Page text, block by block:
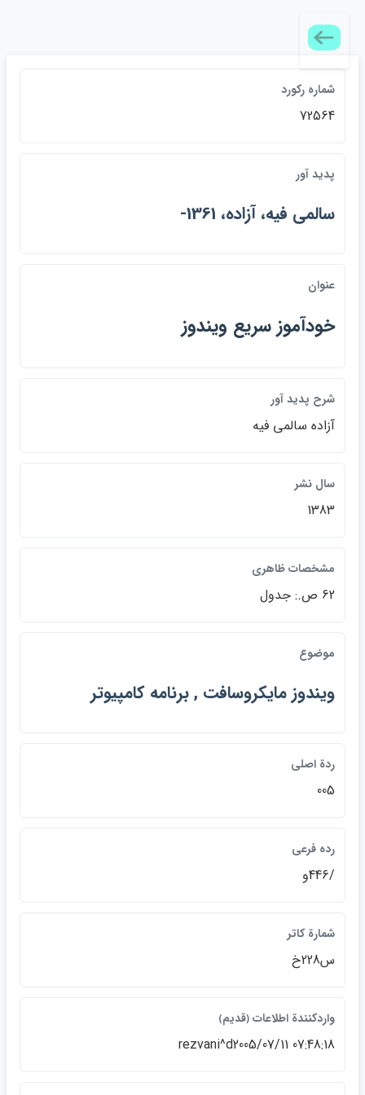
شماره ركورد
72564
پديد آور
سالمي فيه، آزاده، 1361-
عنوان
خودآموز سريع ويندوز
شرح پديد آور
آزاده سالمي فيه
سال نشر
1383
مشخصات ظاهري
62 ص.: جدول
موضوع
ويندوز مايكروسافت , برنامه كامپيوتر
ردة اصلي
005
رده فرعي
/446و
شمارة كاتر
س228خ
واردكنندة اطلاعات ﴿قديم﴾
rezvani^d2005/07/11 07:48:18